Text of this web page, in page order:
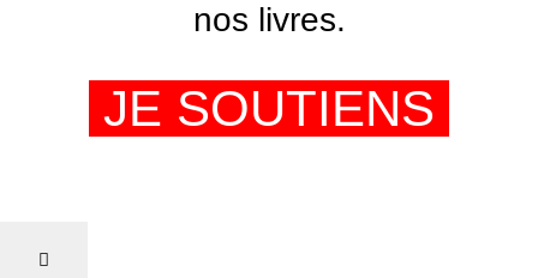
nos livres.
JE SOUTIENS